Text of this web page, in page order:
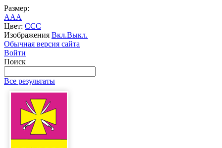
Размер:
AAA
Цвет: CCC
Изображения Вкл.Выкл.
Обычная версия сайта
Войти
Поиск
Все результаты